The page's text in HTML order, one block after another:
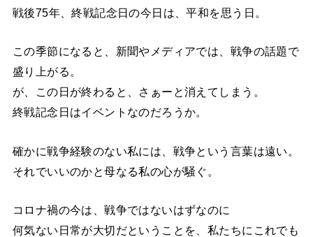
戦後75年、終戦記念日の今日は、平和を思う日。
この季節になると、新聞やメディアでは、戦争の話題で
盛り上がる。
が、この日が終わると、さぁーと消えてしまう。
終戦記念日はイベントなのだろうか。
確かに戦争経験のない私には、戦争という言葉は遠い。
それでいいのかと母なる私の心が騒ぐ。
コロナ禍の今は、戦争ではないはずなのに
何気ない日常が大切だということを、私たちにこれでも